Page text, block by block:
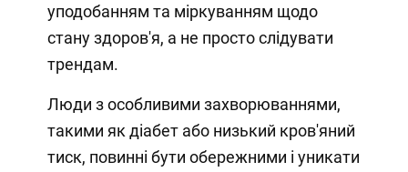
уподобанням та міркуванням щодо
стану здоров'я, а не просто слідувати
трендам.
Люди з особливими захворюваннями,
такими як діабет або низький кров'яний
тиск, повинні бути обережними і уникати